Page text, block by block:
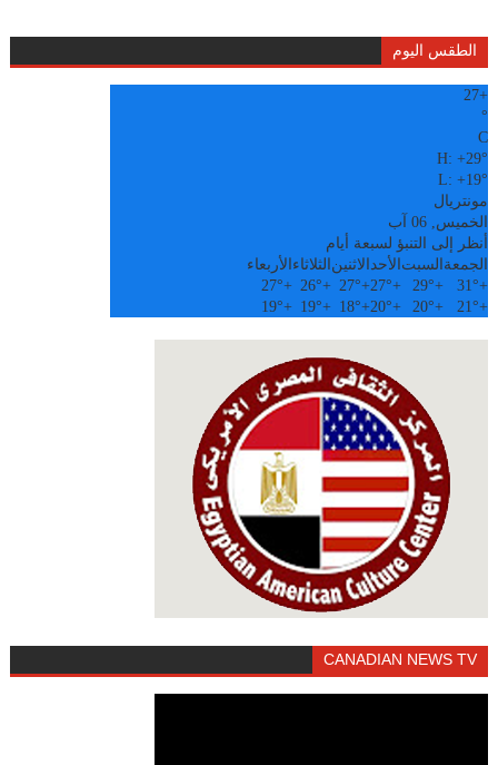
الطقس اليوم
+
27
°
C
H:+29°
L:+19°
مونتريال
الخميس, 06 آب
أنظر إلى التنبؤ لسبعة أيام
الجمعة السبت الأحدالاثنين الثلاثاء الأربعاء
+
31°
+
29°
+
27°
+
27°
+
26°
+
27°
+
21°
+
20°
+
20°
+
18°
+
19°
+
19°
CANADIAN NEWS TV